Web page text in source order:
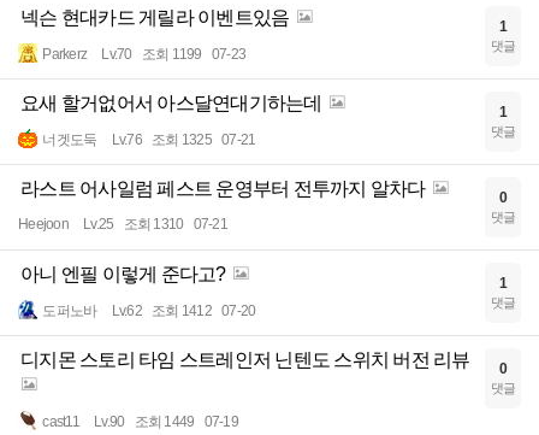
넥슨 현대카드 게릴라 이벤트있음
Parkerz Lv.70 조회 1199 07-23
1
댓글
요새 할거없어서 아스달연대기하는데
너겟도둑 Lv.76 조회 1325 07-21
1
댓글
라스트 어사일럼 페스트 운영부터 전투까지 알차다
Heejoon Lv.25 조회 1310 07-21
0
댓글
아니 엔필 이렇게 준다고?
도퍼노바 Lv.62 조회 1412 07-20
1
댓글
디지몬 스토리 타임 스트레인저 닌텐도 스위치 버전 리뷰
cast11 Lv.90 조회 1449 07-19
0
댓글